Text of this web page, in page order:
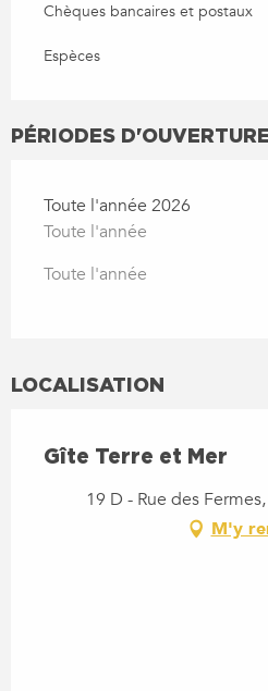
Chèques bancaires et postaux
Espèces
PÉRIODES D'OUVERTURE
Toute l'année 2026
Toute l'année
Toute l'année
LOCALISATION
Gîte Terre et Mer
19 D - Rue des
M'y